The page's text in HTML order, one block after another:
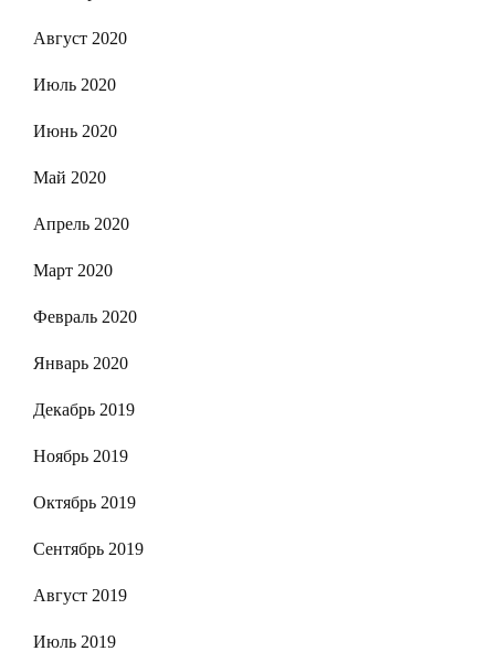
Август 2020
Июль 2020
Июнь 2020
Май 2020
Апрель 2020
Март 2020
Февраль 2020
Январь 2020
Декабрь 2019
Ноябрь 2019
Октябрь 2019
Сентябрь 2019
Август 2019
Июль 2019